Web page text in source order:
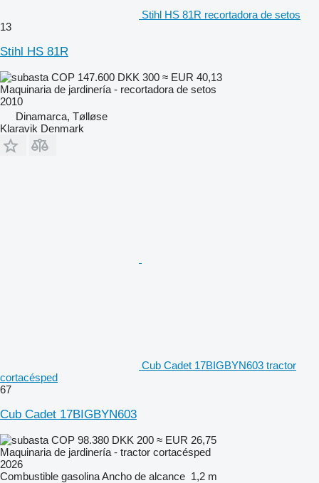
Stihl HS 81R recortadora de setos
13
Stihl HS 81R
COP 147.600 DKK 300 ≈ EUR 40,13
Maquinaria de jardinería - recortadora de setos
2010
Dinamarca, Tølløse
Klaravik Denmark
Cub Cadet 17BIGBYN603 tractor
cortacésped
67
Cub Cadet 17BIGBYN603
COP 98.380 DKK 200 ≈ EUR 26,75
Maquinaria de jardinería - tractor cortacésped
2026
Combustible gasolinaAncho de alcance 1,2 m